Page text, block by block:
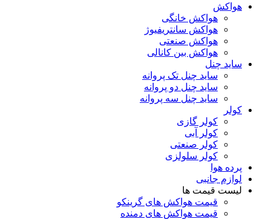
هواکش
هواکش خانگی
هواکش سانتریفیوژ
هواکش صنعتی
هواکش بین کانالی
ساید چنل
ساید چنل تک پروانه
ساید چنل دو پروانه
ساید چنل سه پروانه
کولر
کولر گازی
کولر آبی
کولر صنعتی
کولر سلولزی
پرده هوا
لوازم جانبی
لیست قیمت ها
قیمت هواکش های گرینکو
قیمت هواکش های دمنده